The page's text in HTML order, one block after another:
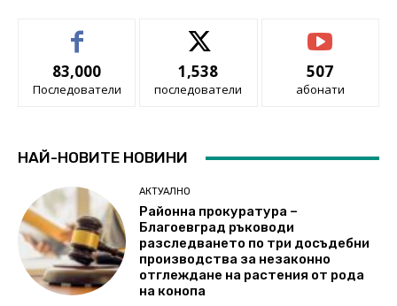
83,000
Последователи
1,538
последователи
507
абонати
НАЙ-НОВИТЕ НОВИНИ
АКТУАЛНО
Районна прокуратура –
Благоевград ръководи
разследването по три досъдебни
производства за незаконно
отглеждане на растения от рода
на конопа